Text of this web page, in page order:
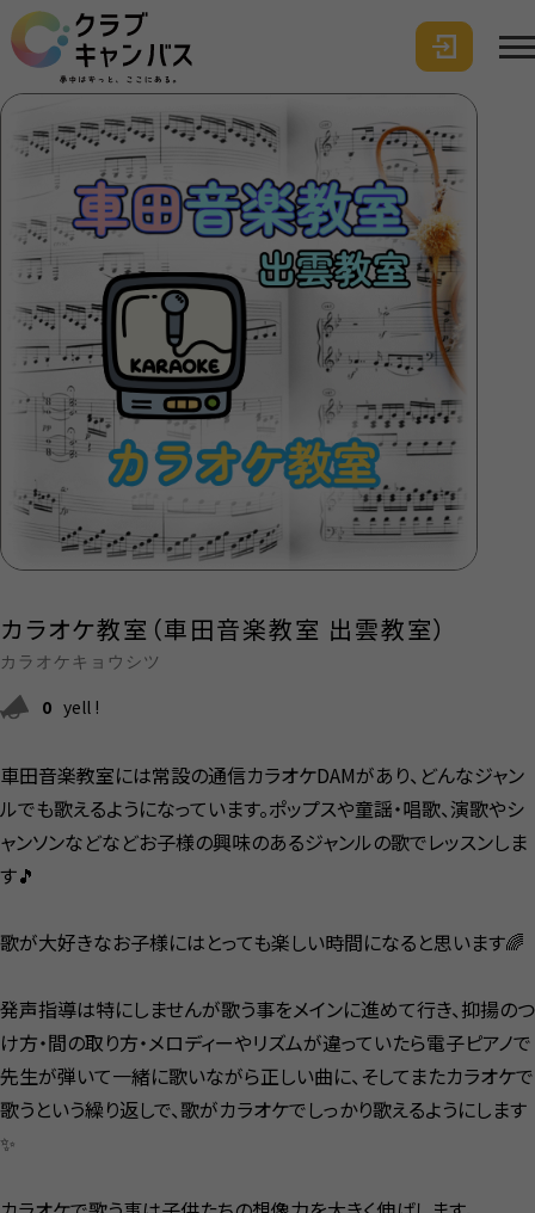
カラオケ教室（車田音楽教室 出雲教室）
カラオケキョウシツ
0 yell !
車田音楽教室には常設の通信カラオケDAMがあり、どんなジャン
ルでも歌えるようになっています。ポップスや童謡・唱歌、演歌やシ
ャンソンなどなどお子様の興味のあるジャンルの歌でレッスンしま
す🎵
歌が大好きなお子様にはとっても楽しい時間になると思います🌈
発声指導は特にしませんが歌う事をメインに進めて行き、抑揚のつ
け方・間の取り方・メロディーやリズムが違っていたら電子ピアノで
先生が弾いて一緒に歌いながら正しい曲に、そしてまたカラオケで
歌うという繰り返しで、歌がカラオケでしっかり歌えるようにします
✨